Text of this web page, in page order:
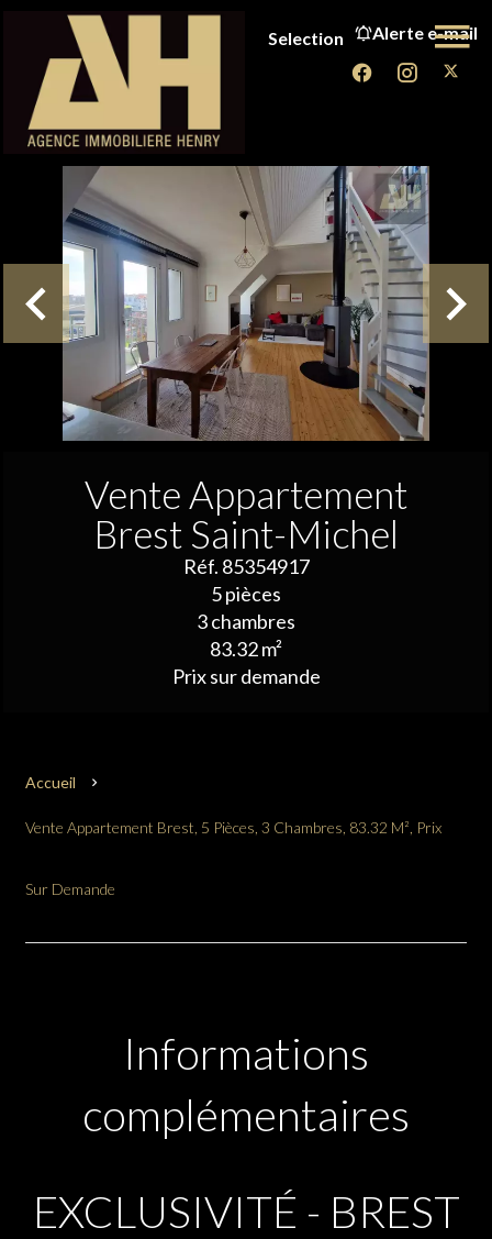
Selection Alerte e-mail
Vente Appartement
Brest Saint-Michel
Réf. 85354917
5 pièces
3 chambres
83.32 m²
Prix sur demande
Accueil
Vente Appartement Brest, 5 Pièces, 3 Chambres, 83.32 M², Prix
Sur Demande
Informations
complémentaires
EXCLUSIVITÉ - BREST